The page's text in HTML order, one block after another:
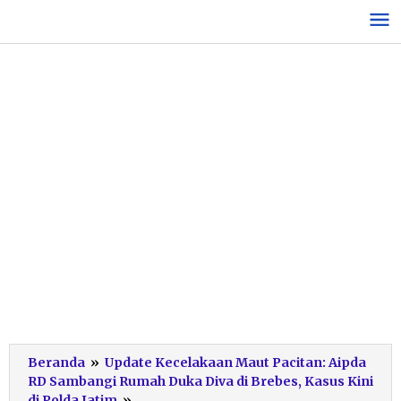
konten
Beranda » Update Kecelakaan Maut Pacitan: Aipda
RD Sambangi Rumah Duka Diva di Brebes, Kasus Kini